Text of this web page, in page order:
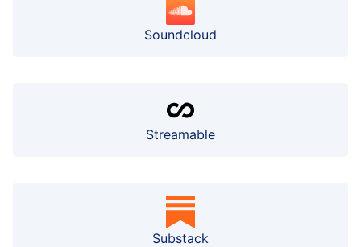
Soundcloud
Streamable
Substack